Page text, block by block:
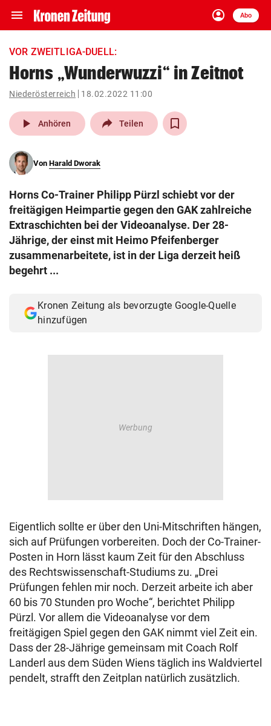
menu Navigation
ein-/ausklappen
account_circle
Anmelden
Abo
close Schließen
account_circle Anmelden
pin_drop
arrow_right
bookmark Merkliste
search
Suchbegriff
eingeben
VOR ZWEITLIGA-DUELL:
Horns „Wunderwuzzi“ in Zeitnot
Niederösterreich 18.02.2022 11:00
play_arrow Anhören Teilen
Von Harald Dworak
Horns Co-Trainer Philipp Pürzl schiebt vor der
freitägigen Heimpartie gegen den GAK zahlreiche
Extraschichten bei der Videoanalyse. Der 28-
Jährige, der einst mit Heimo Pfeifenberger
zusammenarbeitete, ist in der Liga derzeit heiß
begehrt ...
Kronen Zeitung als bevorzugte Google-Quelle
hinzufügen
Eigentlich sollte er über den Uni-Mitschriften hängen,
sich auf Prüfungen vorbereiten. Doch der Co-Trainer-
Posten in Horn lässt kaum Zeit für den Abschluss
des Rechtswissenschaft-Studiums zu. „Drei
Prüfungen fehlen mir noch. Derzeit arbeite ich aber
60 bis 70 Stunden pro Woche“, berichtet Philipp
Pürzl. Vor allem die Videoanalyse vor dem
freitägigen Spiel gegen den GAK nimmt viel Zeit ein.
Dass der 28-Jährige gemeinsam mit Coach Rolf
Landerl aus dem Süden Wiens täglich ins Waldviertel
pendelt, strafft den Zeitplan natürlich zusätzlich.